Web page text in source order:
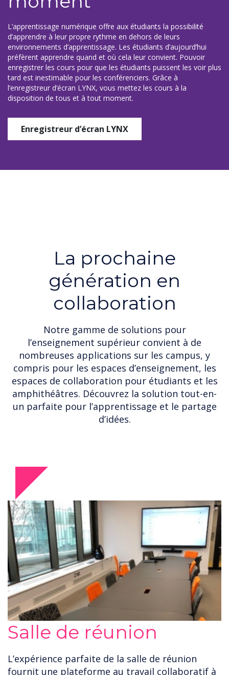
L’apprentissage numérique offre aux étudiants la possibilité
d’apprendre à leur propre rythme en dehors de leurs
environnements d’apprentissage. Les étudiants d’aujourd’hui
préfèrent apprendre quand et où cela leur convient. Pouvoir
enregistrer les cours pour que les étudiants puissent les voir plus
tard est inestimable pour les conférenciers. Grâce à
l’enregistreur d’écran LYNX, vous mettez les cours à la
disposition de tous et à tout moment.
Enregistreur d’écran LYNX
La prochaine
génération en
collaboration
Notre gamme de solutions pour
l’enseignement supérieur convient à de
nombreuses applications sur les campus, y
compris pour les espaces d’enseignement, les
espaces de collaboration pour étudiants et les
amphithéâtres. Découvrez la solution tout-en-
un parfaite pour l’apprentissage et le partage
d’idées.
Salle de réunion
L’expérience parfaite de la salle de réunion
fournit une plateforme au travail collaboratif à